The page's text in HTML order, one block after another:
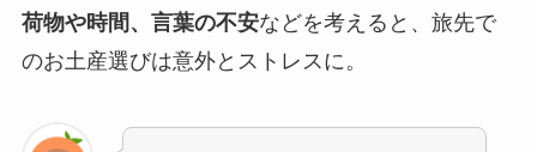
荷物や時間、言葉の不安などを考えると、旅先で
のお土産選びは意外とストレスに。